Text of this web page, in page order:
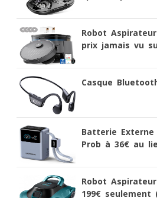
Robot
prix jamais vu
Casque
Batterie Externe
Prob à 36€ au
Robot
199€ seulement